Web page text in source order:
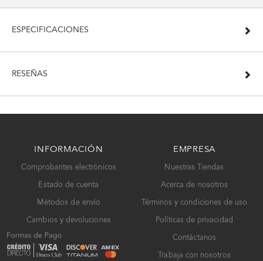
ESPECIFICACIONES
RESEÑAS
INFORMACIÓN
Comprobantes electrónicos
Estado de cuenta
Métodos de envío
Cambios y devoluciones
EMPRESA
Nuestras Tiendas
Acerca de nosotros
Términos y condiciones de uso
Políticas de privacidad
Contáctanos
Trabaja con nosotros